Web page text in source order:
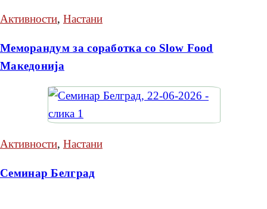
Активности, Настани
Меморандум за соработка со Slow Food
Македонија
Активности, Настани
Семинар Белград